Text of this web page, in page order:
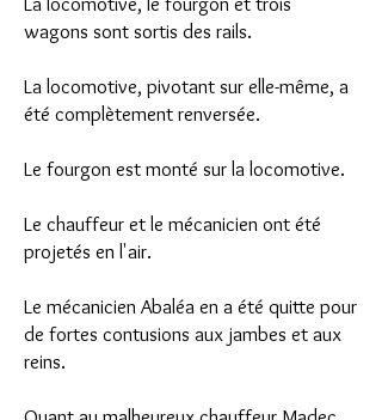
wagons sont sortis des rails.
La locomotive, pivotant sur elle-même, a
été complètement renversée.
Le fourgon est monté sur la locomotive.
Le chauffeur et le mécanicien ont été
projetés en l'air.
Le mécanicien Abaléa en a été quitte pour
de fortes contusions aux jambes et aux
reins.